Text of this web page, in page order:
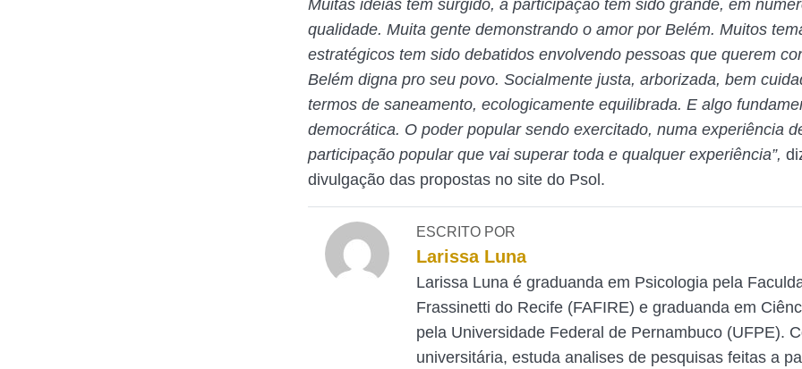
Muitas ideias têm surgido, a participação tem sido grande, em
qualidade. Muita gente demonstrando o amor por Belém. Muitos
estratégicos tem sido debatidos envolvendo pessoas que querem
Belém digna pro seu povo. Socialmente justa, arborizada, bem
termos de saneamento, ecologicamente equilibrada. E algo
democrática. O poder popular sendo exercitado, numa experiência
participação popular que vai superar toda e qualquer experiência”,
divulgação das propostas no site do Psol.
ESCRITO POR
Larissa Luna
Larissa Luna é graduanda em Psicologia pela
Frassinetti do Recife (FAFIRE) e graduanda em
pela Universidade Federal de Pernambuco (UFPE).
universitária, estuda analises de pesquisas feitas a